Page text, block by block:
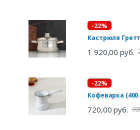
-22%
Кастрюля
1 920,00 руб.
-22%
Кофеварка (400
720,00 руб.